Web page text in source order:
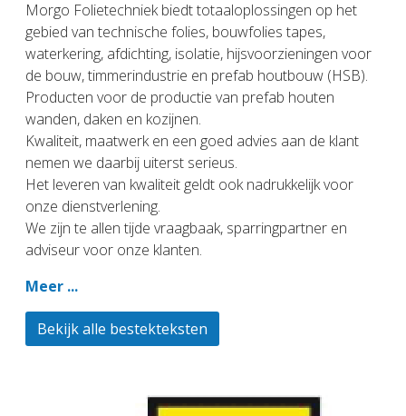
Morgo Folietechniek biedt totaaloplossingen op het
gebied van technische folies, bouwfolies tapes,
waterkering, afdichting, isolatie, hijsvoorzieningen voor
de bouw, timmerindustrie en prefab houtbouw (HSB).
Producten voor de productie van prefab houten
wanden, daken en kozijnen.
Kwaliteit, maatwerk en een goed advies aan de klant
nemen we daarbij uiterst serieus.
Het leveren van kwaliteit geldt ook nadrukkelijk voor
onze dienstverlening.
We zijn te allen tijde vraagbaak, sparringpartner en
adviseur voor onze klanten.
Meer ...
Bekijk alle bestekteksten